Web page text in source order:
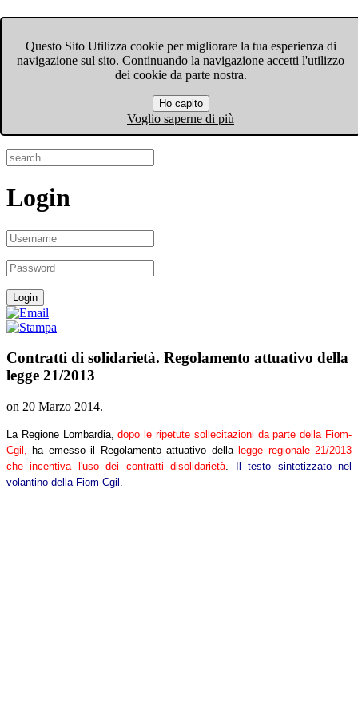
Questo Sito Utilizza cookie per migliorare la tua esperienza di
navigazione sul sito. Continuando la navigazione accetti l'utilizzo
dei cookie da parte nostra.
Ho capito
Voglio saperne di più
Menu
Login
Contratti di solidarietà. Regolamento attuativo della
legge 21/2013
on 20 Marzo 2014.
La Regione Lombardia,dopo le ripetute sollecitazioni da parte della Fiom-
Cgil, ha emesso il Regolamento attuativo della legge regionale 21/2013
che incentiva l'uso dei contratti disolidarietà. Il testo sintetizzato nel
volantino della Fiom-Cgil.